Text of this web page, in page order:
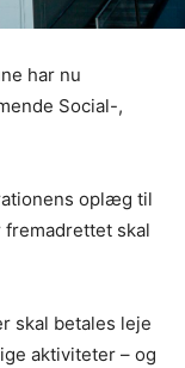
har nu
Social-,
oplæg til
fremadrettet skal
skal betales leje
aktiviteter – og